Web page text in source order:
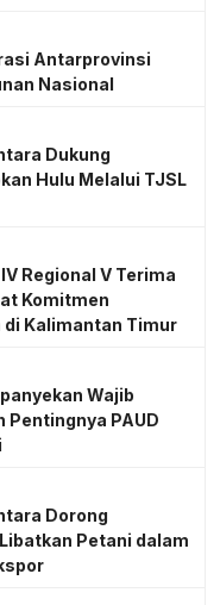
Antarprovinsi
Nasional
Dukung
Hulu Melalui TJSL
Regional V Terima
Komitmen
Kalimantan Timur
Wajib
Pentingnya PAUD
Dorong
Petani dalam